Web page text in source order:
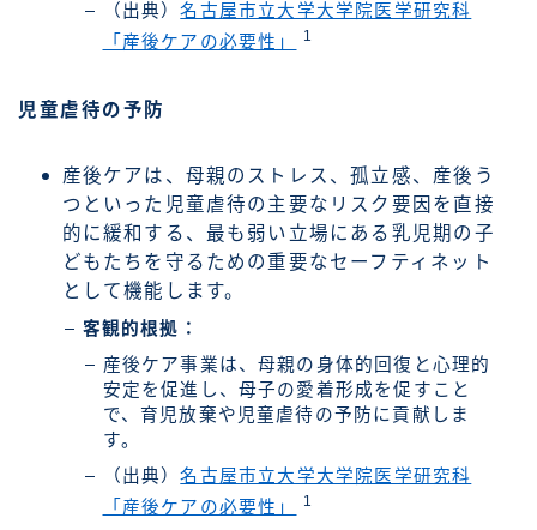
（出典）名古屋市立大学大学院医学研究科
「産後ケアの必要性」
1
児童虐待の予防
産後ケアは、母親のストレス、孤立感、産後う
つといった児童虐待の主要なリスク要因を直接
的に緩和する、最も弱い立場にある乳児期の子
どもたちを守るための重要なセーフティネット
として機能します。
客観的根拠：
産後ケア事業は、母親の身体的回復と心理的
安定を促進し、母子の愛着形成を促すこと
で、育児放棄や児童虐待の予防に貢献しま
す。
（出典）名古屋市立大学大学院医学研究科
「産後ケアの必要性」
1